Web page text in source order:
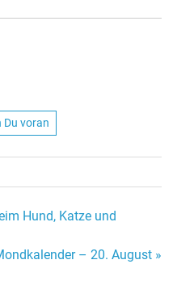
Du voran
Hund, Katze und
– 20. August »